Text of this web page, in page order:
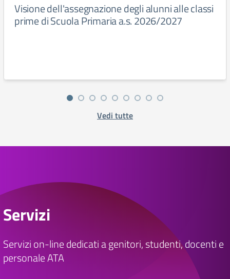
Visione dell'assegnazione degli alunni alle classi
prime di Scuola Primaria a.s. 2026/2027
Vedi tutte
Servizi
Servizi on-line dedicati a genitori, studenti, docenti e
personale ATA